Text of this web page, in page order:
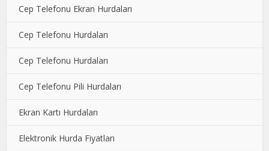
Cep Telefonu Ekran Hurdaları
Cep Telefonu Hurdaları
Cep Telefonu Hurdaları
Cep Telefonu Pili Hurdaları
Ekran Kartı Hurdaları
Elektronik Hurda Fiyatları